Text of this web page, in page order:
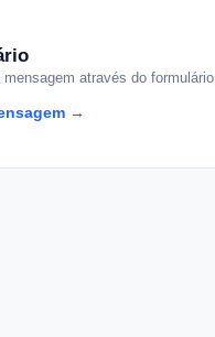
através do formulário.
→